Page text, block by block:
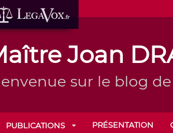
Joan
sur le blog
PUBLICATIONS PRÉSENTATION